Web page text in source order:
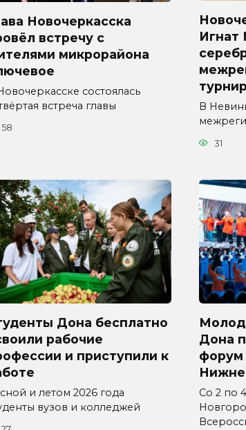
Новочеркасска
встречу с
микрорайона
состоялась
встреча главы
58
Игнат
В
31
Дона бесплатно
рабочие
и приступили к
и летом 2026 года
вузов и колледжей
Дона
форум
Со 2 по